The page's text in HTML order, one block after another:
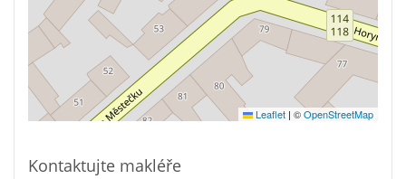
Leaflet | ©OpenStreetMap
Kontaktujte makléře